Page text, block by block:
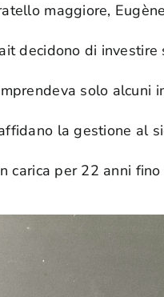
maggiore,
decidono di investire
solo alcuni
la gestione al
carica per 22 anni